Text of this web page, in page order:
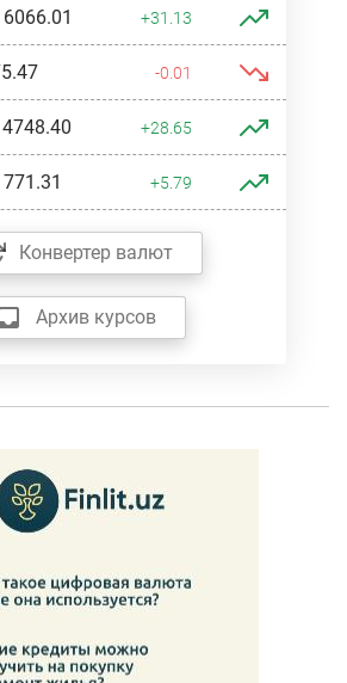
+31.13
-0.01
+28.65
+5.79
Конвертер валют
Архив курсов